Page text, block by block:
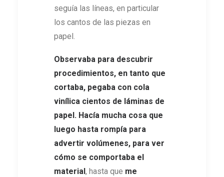
seguía las líneas, en particular
los cantos de las piezas en
papel.
Observaba para descubrir
procedimientos, en tanto que
cortaba, pegaba con cola
vinílica cientos de láminas de
papel. Hacía mucha cosa que
luego hasta rompía para
advertir volúmenes, para ver
cómo se comportaba el
material, hasta que me